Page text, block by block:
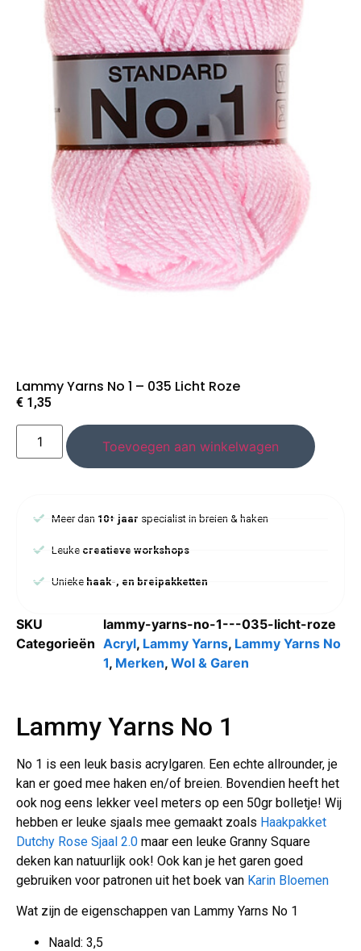
Lammy Yarns No 1 – 035 Licht Roze
€ 1,35
Toevoegen aan winkelwagen
Meer dan 10+ jaar specialist in breien & haken
Leuke creatieve workshops
Uniekehaak-, en breipakketten
SKU
lammy-yarns-no-1---035-licht-roze
Categorieën Acryl, Lammy Yarns, Lammy Yarns No
1, Merken, Wol & Garen
Lammy Yarns No 1
No 1 is een leuk basis acrylgaren. Een echte allrounder, je
kan er goed mee haken en/of breien. Bovendien heeft het
ook nog eens lekker veel meters op een 50gr bolletje! Wij
hebben er leuke sjaals mee gemaakt zoals Haakpakket
Dutchy Rose Sjaal 2.0 maar een leuke Granny Square
deken kan natuurlijk ook! Ook kan je het garen goed
gebruiken voor patronen uit het boek van Karin Bloemen
Wat zijn de eigenschappen van Lammy Yarns No 1
Naald: 3,5